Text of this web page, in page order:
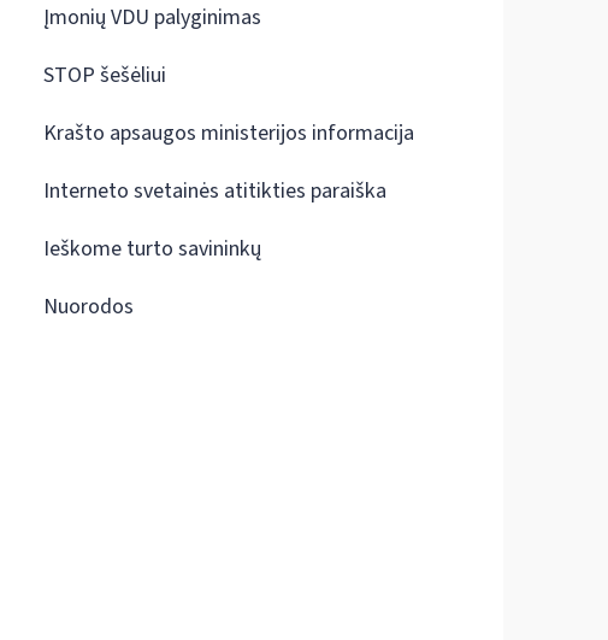
Įmonių VDU palyginimas
STOP šešėliui
Krašto apsaugos ministerijos informacija
Interneto svetainės atitikties paraiška
Ieškome turto savininkų
Nuorodos